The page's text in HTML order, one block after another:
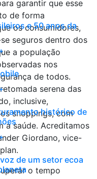
e 50 anos da
histórico de
de um setor ecoa